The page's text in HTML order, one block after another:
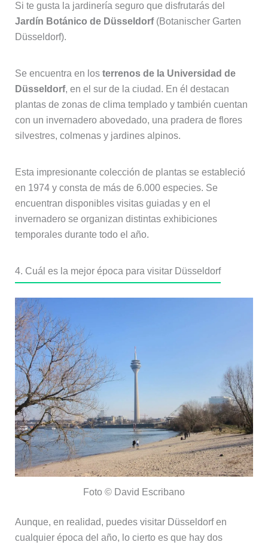
Si te gusta la jardinería seguro que disfrutarás del
Jardín Botánico de Düsseldorf(Botanischer Garten
Düsseldorf).
Se encuentra en losterrenos de la Universidad de
Düsseldorf, en el sur de la ciudad. En él destacan
plantas de zonas de clima templado y también cuentan
con un invernadero abovedado, una pradera de flores
silvestres, colmenas y jardines alpinos.
Esta impresionante colección de plantas se estableció
en 1974 y consta de más de 6.000 especies. Se
encuentran disponibles visitas guiadas y en el
invernadero se organizan distintas exhibiciones
temporales durante todo el año.
4. Cuál es la mejor época para visitar Düsseldorf
Foto © David Escribano
Aunque, en realidad, puedes visitar Düsseldorf en
cualquier época del año, lo cierto es que hay dos